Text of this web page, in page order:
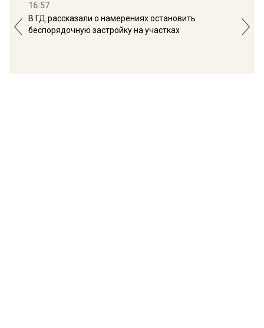
16:57
В ГД рассказали о намерениях остановить
беспорядочную застройку на участках